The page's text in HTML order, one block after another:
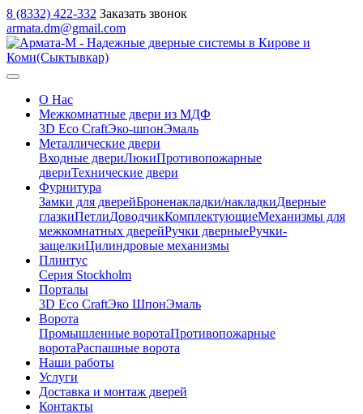
8 (8332) 422-332 Заказать звонок
armata.dm@gmail.com
О Нас
Межкомнатные двери из МДФ
3D Eco CraftЭко-шпонЭмаль
Металлические двери
Входные двериЛюкиПротивопожарные
двериТехнические двери
Фурнитура
Замки для дверейБроненакладки/накладкиДверные
глазкиПетлиДоводчикКомплектующиеМеханизмы для
межкомнатных дверейРучки дверныеРучки-
защелкиЦилиндровые механизмы
Плинтус
Серия Stockholm
Порталы
3D Eco CraftЭко ШпонЭмаль
Ворота
Промышленные воротаПротивопожарные
воротаРаспашные ворота
Наши работы
Услуги
Доставка и монтаж дверей
Контакты